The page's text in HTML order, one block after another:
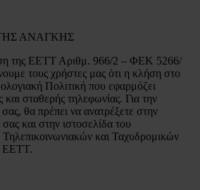
ΑΝΑΓΚΗΣ
της ΕΕΤΤ Αριθμ. 966/2 – ΦΕΚ 5266/
τους χρήστες μας ότι η κλήση στο
Πολιτική που εφαρμόζει
και σταθερής τηλεφωνίας. Για την
θα πρέπει να ανατρέξετε στην
και στην ιστοσελίδα του
και Ταχυδρομικών
ΕΕΤΤ.